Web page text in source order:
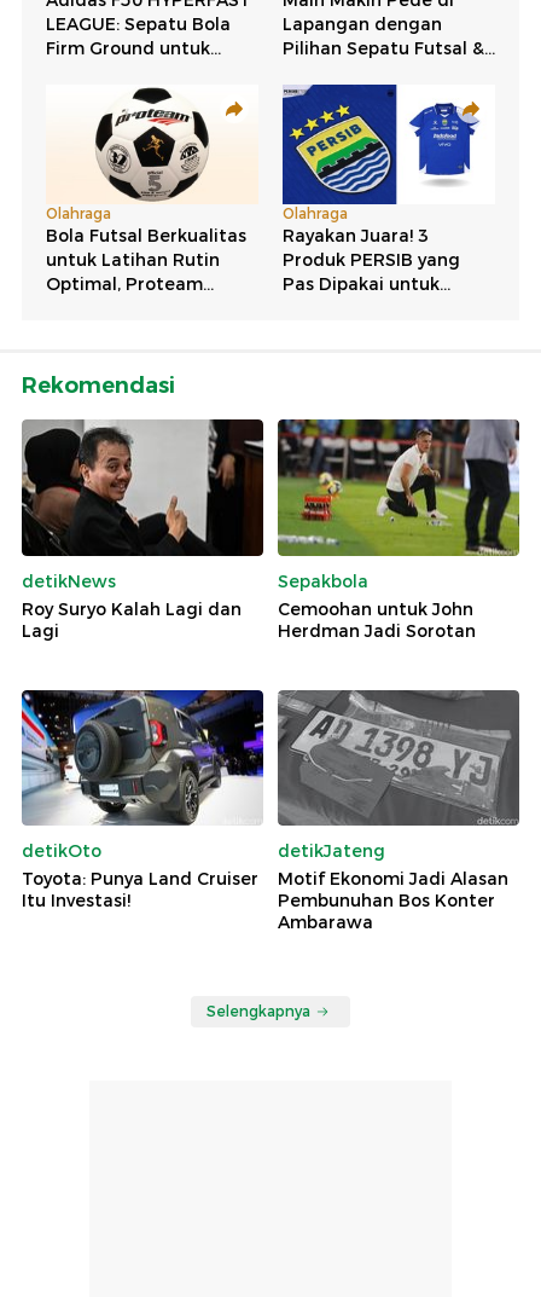
Rekomendasi
detikNews
Roy Suryo Kalah Lagi dan
Lagi
Sepakbola
Cemoohan untuk John
Herdman Jadi Sorotan
detikOto
Toyota: Punya Land Cruiser
Itu Investasi!
detikJateng
Motif Ekonomi Jadi Alasan
Pembunuhan Bos Konter
Ambarawa
Selengkapnya